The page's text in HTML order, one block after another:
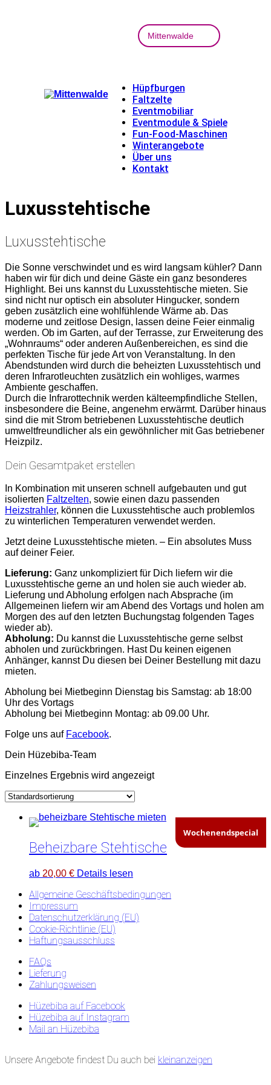
Hüpfburgen
Faltzelte
Eventmobiliar
Eventmodule & Spiele
Fun-Food-Maschinen
Winterangebote
Über uns
Kontakt
Luxusstehtische
Luxusstehtische
Die Sonne verschwindet und es wird langsam kühler? Dann
haben wir für dich und deine Gäste ein ganz besonderes
Highlight. Bei uns kannst du Luxusstehtische mieten. Sie
sind nicht nur optisch ein absoluter Hingucker, sondern
geben zusätzlich eine wohlfühlende Wärme ab. Das
moderne und zeitlose Design, lassen deine Feier einmalig
werden. Ob im Garten, auf der Terrasse, zur Erweiterung des
„Wohnraums“ oder anderen Außenbereichen, es sind die
perfekten Tische für jede Art von Veranstaltung. In den
Abendstunden wird durch die beheizten Luxusstehtisch und
deren Infrarotleuchten zusätzlich ein wohliges, warmes
Ambiente geschaffen.
Durch die Infrarottechnik werden kälteempfindliche Stellen,
insbesondere die Beine, angenehm erwärmt. Darüber hinaus
sind die mit Strom betriebenen Luxusstehtische deutlich
umweltfreundlicher als ein gewöhnlicher mit Gas betriebener
Heizpilz.
Dein Gesamtpaket erstellen
In Kombination mit unseren schnell aufgebauten und gut
isolierten Faltzelten, sowie einen dazu passenden
Heizstrahler, können die Luxusstehtische auch problemlos
zu winterlichen Temperaturen verwendet werden.
Jetzt deine Luxusstehtische mieten. – Ein absolutes Muss
auf deiner Feier.
Lieferung: Ganz unkompliziert für Dich liefern wir die
Luxusstehtische gerne an und holen sie auch wieder ab.
Lieferung und Abholung erfolgen nach Absprache (im
Allgemeinen liefern wir am Abend des Vortags und holen am
Morgen des auf den letzten Buchungstag folgenden Tages
wieder ab).
Abholung: Du kannst die Luxusstehtische gerne selbst
abholen und zurückbringen. Hast Du keinen eigenen
Anhänger, kannst Du diesen bei Deiner Bestellung mit dazu
mieten.
Abholung bei Mietbeginn Dienstag bis Samstag: ab 18:00
Uhr des Vortags
Abholung bei Mietbeginn Montag: ab 09.00 Uhr.
Folge uns auf Facebook.
Dein Hüzebiba-Team
Einzelnes Ergebnis wird angezeigt
Wochenendspecial
Beheizbare Stehtische
ab 20,00 € Details lesen
Allgemeine Geschäftsbedingungen
Impressum
Datenschutzerklärung (EU)
Cookie-Richtlinie (EU)
Haftungsausschluss
FAQs
Lieferung
Zahlungsweisen
Hüzebiba auf Facebook
Hüzebiba auf Instagram
Mail an Hüzebiba
Unsere Angebote findest Du auch bei kleinanzeigen